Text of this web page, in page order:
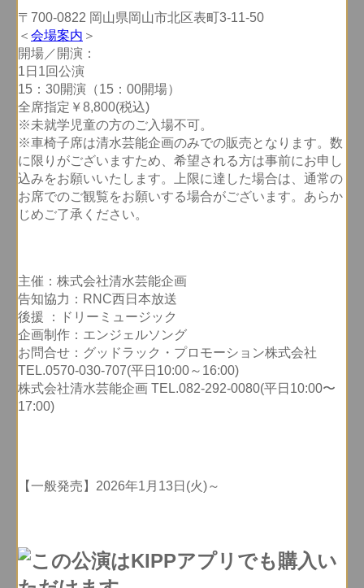
〒700-0822 岡山県岡山市北区表町3-11-50
＜ 会場案内 ＞
開場／開演：
1日1回公演
15：30開演（15：00開場）
全席指定￥8,800(税込)
※未就学児童の方のご入場不可。
※車椅子席は清水芸能企画のみでの販売となります。数
に限りがございますため、希望される方は事前にお申し
込みをお願いいたします。上限に達した場合は、通常の
お席でのご観覧をお願いする場合がございます。あらか
じめご了承ください。
主催：株式会社清水芸能企画
告知協力：RNC西日本放送
後援 ：ドリーミュージック
企画制作：エンジェルソング
お問合せ：グッドラック・プロモーション株式会社
TEL.0570-030-707(平日10:00～16:00)
株式会社清水芸能企画 TEL.082-292-0080(平日10:00〜
17:00)
【一般発売】2026年1月13日(火)～